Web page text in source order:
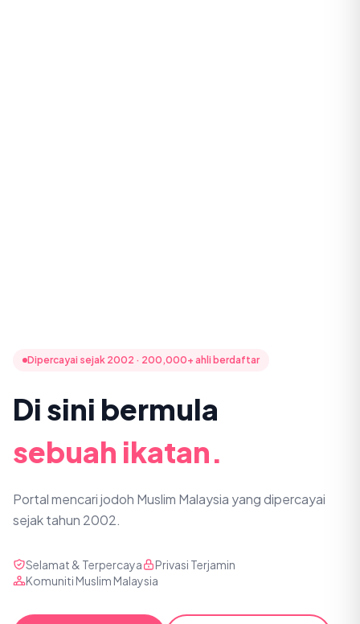
Dipercayai sejak 2002 · 200,000+ ahli berdaftar
Di sini bermula
sebuah ikatan.
Portal mencari jodoh Muslim Malaysia yang dipercayai
sejak tahun 2002.
Selamat & Terpercaya
Privasi Terjamin
Komuniti Muslim Malaysia